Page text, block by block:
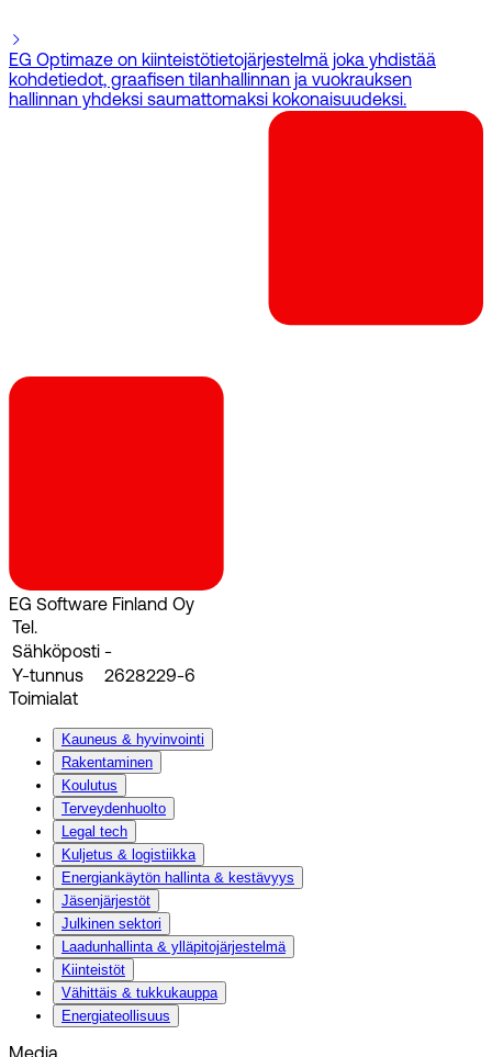
EG Optimaze on kiinteistötietojärjestelmä joka yhdistää
kohdetiedot, graafisen tilanhallinnan ja vuokrauksen
hallinnan yhdeksi saumattomaksi kokonaisuudeksi.
EG Software Finland Oy
Tel.
Sähköposti -
Y-tunnus
2628229-6
Toimialat
Kauneus & hyvinvointi
Rakentaminen
Koulutus
Terveydenhuolto
Legal tech
Kuljetus & logistiikka
Energiankäytön hallinta & kestävyys
Jäsenjärjestöt
Julkinen sektori
Laadunhallinta & ylläpitojärjestelmä
Kiinteistöt
Vähittäis & tukkukauppa
Energiateollisuus